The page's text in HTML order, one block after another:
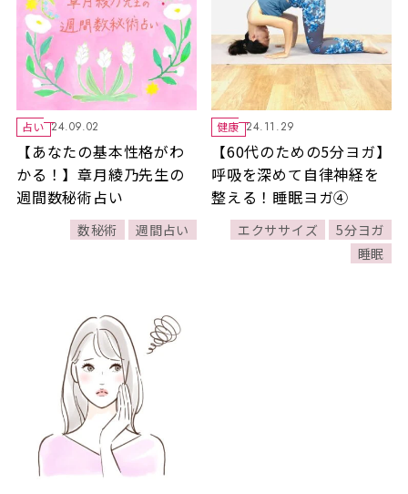
占い 24.09.02
【あなたの基本性格がわ
かる！】章月綾乃先生の
週間数秘術占い
数秘術 週間占い
健康 24.11.29
【60代のための5分ヨガ】
呼吸を深めて自律神経を
整える！睡眠ヨガ④
エクササイズ
5分ヨガ
睡眠